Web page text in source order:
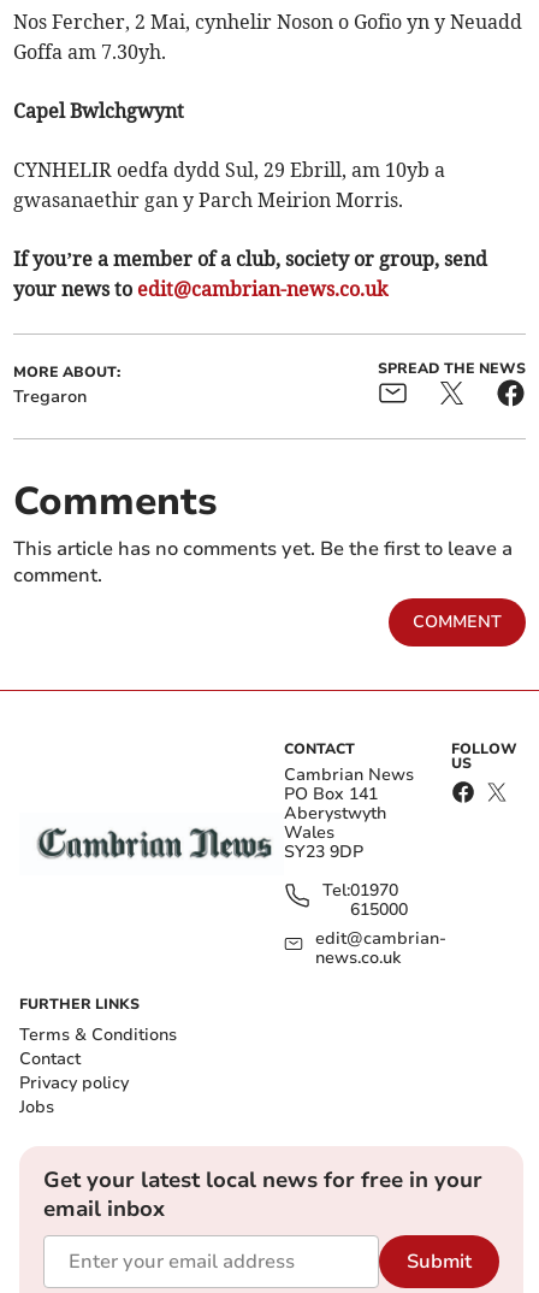
Nos Fercher, 2 Mai, cynhelir Noson o Gofio yn y Neuadd
Goffa am 7.30yh.
Capel Bwlchgwynt
CYNHELIR oedfa dydd Sul, 29 Ebrill, am 10yb a
gwasanaethir gan y Parch Meirion Morris.
If you’re a member of a club, society or group, send
your news to edit@cambrian-news.co.uk
MORE ABOUT:
Tregaron
SPREAD THE NEWS
Comments
This article has no comments yet. Be the first to leave a
comment.
COMMENT
CONTACT
Cambrian News
PO Box 141
Aberystwyth
Wales
SY23 9DP
Tel:01970
615000
edit@cambrian-
news.co.uk
FOLLOW
US
FURTHER LINKS
Terms & Conditions
Contact
Privacy policy
Jobs
Get your latest local news for free in your
email inbox
Submit